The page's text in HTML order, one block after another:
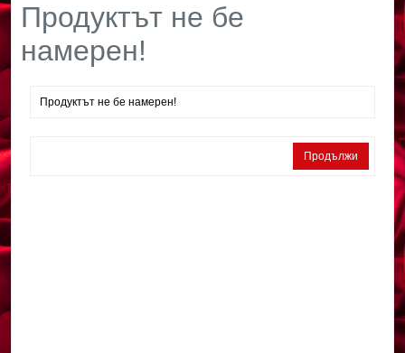
Продуктът не бе
намерен!
Продуктът не бе намерен!
Продължи